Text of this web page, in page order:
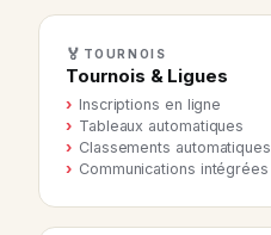
🏅 TOURNOIS
Tournois & Ligues
Inscriptions en ligne
Tableaux automatiques
Classements automatiques
Communications intégrées